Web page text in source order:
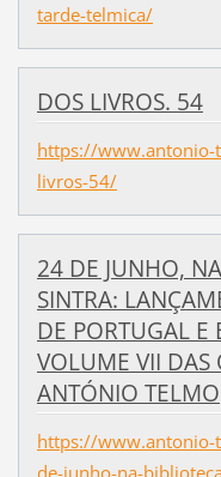
tarde-telmica/
DOS LIVROS. 54
https://www.antonio-
livros-54/
24 DE JUNHO,
SINTRA:
DE PORTUGAL E
VOLUME VII DAS
ANTÓNIO TELMO
https://www.antonio-